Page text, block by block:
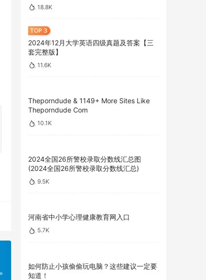
18.8K
2024年12月大学英语四级真题及答案【三
套完整版】
11.6K
Theporndude & 1149+ More Sites Like
Theporndude Com
10.1K
2024全国26所警校录取分数线汇总图
(2024全国26所警校录取分数线汇总)
9.5K
河南省中小学心理健康教育网入口
5.7K
如何防止小孩偷偷玩电脑？这些建议一定要
知道！